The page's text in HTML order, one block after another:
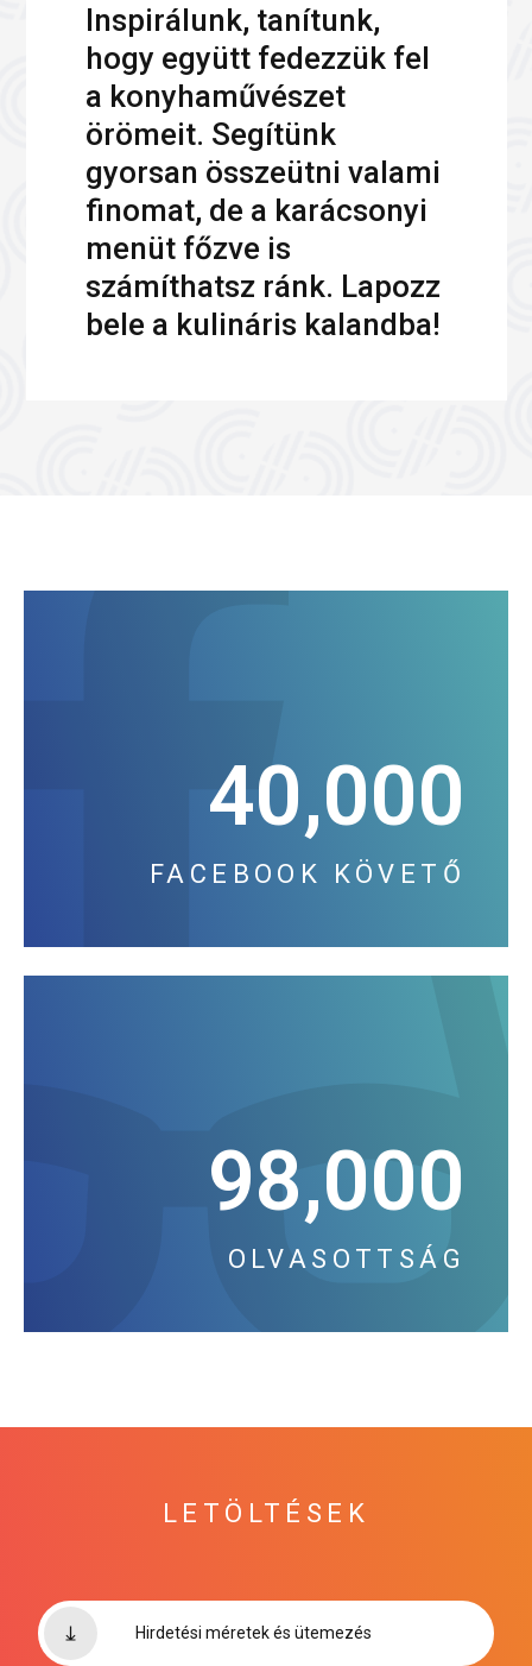
Inspirálunk, tanítunk,
hogy együtt fedezzük fel
a konyhaművészet
örömeit. Segítünk
gyorsan összeütni valami
finomat, de a karácsonyi
menüt főzve is
számíthatsz ránk. Lapozz
bele a kulináris kalandba!
40,000
FACEBOOK KÖVETŐ
98,000
OLVASOTTSÁG
LETÖLTÉSEK
Hirdetési méretek és ütemezés